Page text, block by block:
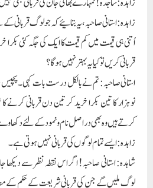
زاہدہ: استانی صاحبہ، یہ بتائیے کہ جو لوگ قربانی
اُتنی ہی قیمت میں کم قیمت کا ایک کی جگہ کئی
قربانی کریں تو کیا یہ بہترنہیں ہوگا ؟
استانی صاحبہ: تم نے بالکل درست بات کہی۔پچیس
نو ہزار کا تین بکرا خرید کر تین دن قربانی کرنے
کرتے ہیں وہ بھی دراصل نام و نمود کے لئے
زاہدہ: ایسے تما م لوگوں کی قربانی نہیں ہوتی ہے۔
شاہدہ: استانی صاحبہ! اگر اس نقطہ نظر سے
لوگ ملیں گے جن کی قربانی شریعت کے حکم کے